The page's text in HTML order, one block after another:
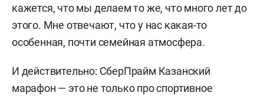
кажется, что мы делаем то же, что много лет до
этого. Мне отвечают, что у нас какая-то
особенная, почти семейная атмосфера.
И действительно: СберПрайм Казанский
марафон — это не только про спортивное